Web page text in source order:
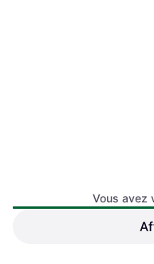
Apple iPhone 16 Pro Max,
Vous avez